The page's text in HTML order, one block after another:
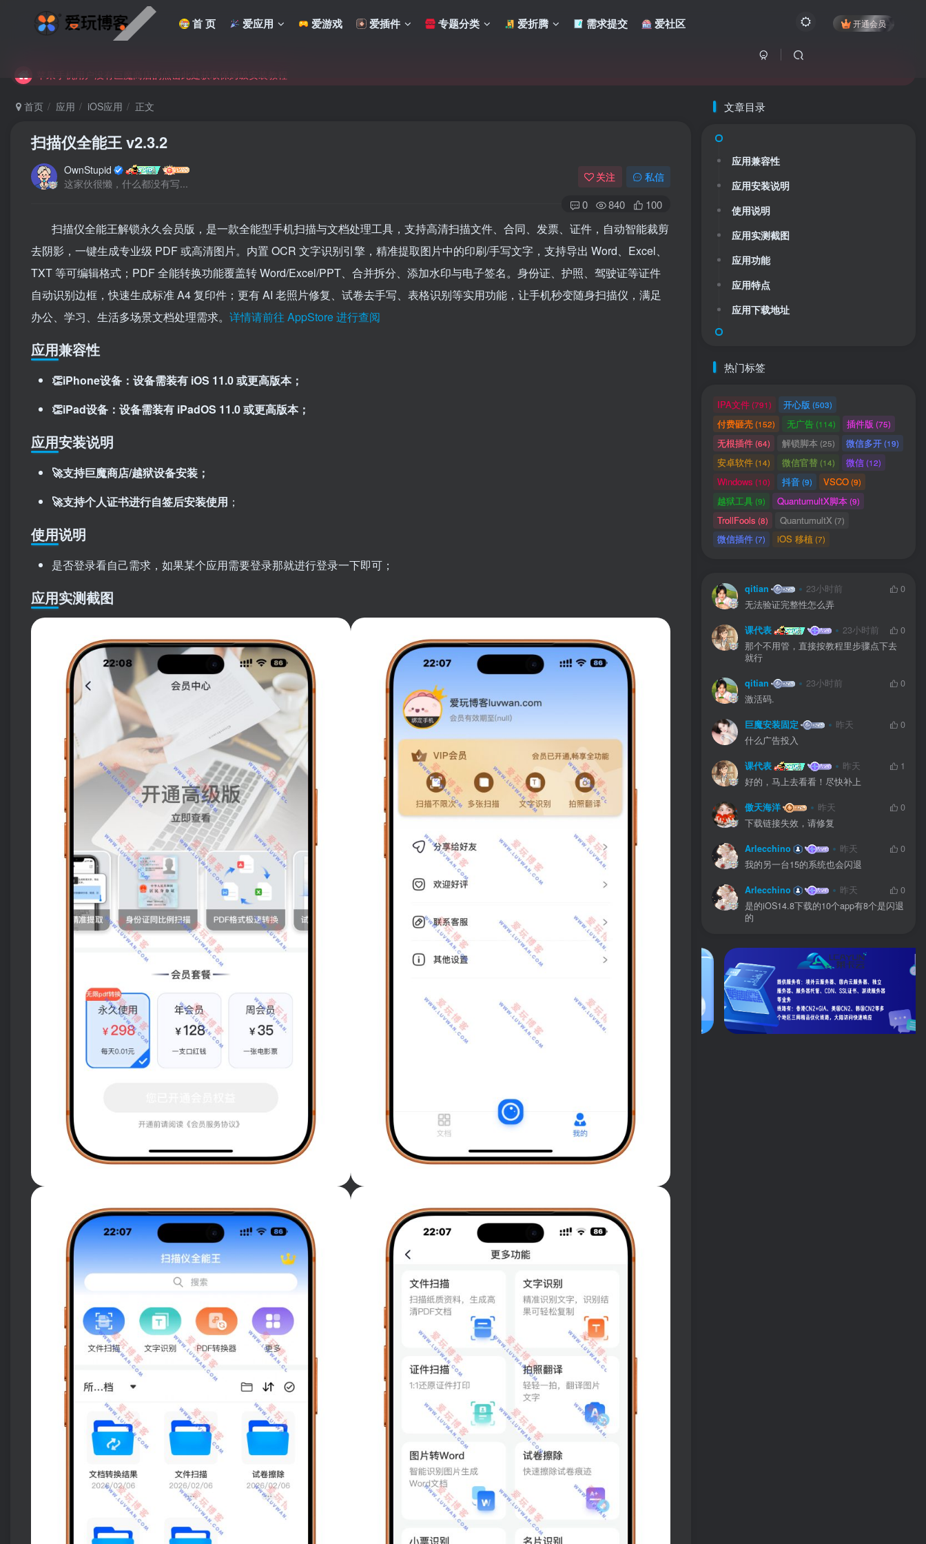
首 页 爱应用 爱游戏 爱插件 专题分类 爱折腾 需求提交 爱社区 开通会员
苹果手机用户没有巨魔商店的点击此处获取保姆级安装教程
首页 应用 iOS应用 正文
扫描仪全能王 v2.3.2
OwnStupid
这家伙很懒，什么都没有写...
关注 私信
0 840 100
扫描仪全能王解锁永久会员版，是一款全能型手机扫描与文档处理工具，支持高清扫描文件、合同、发票、证件，自动智能裁剪
去阴影，一键生成专业级 PDF 或高清图片。内置 OCR 文字识别引擎，精准提取图片中的印刷/手写文字，支持导出 Word、Excel、
TXT 等可编辑格式；PDF 全能转换功能覆盖转 Word/Excel/PPT、合并拆分、添加水印与电子签名。身份证、护照、驾驶证等证件
自动识别边框，快速生成标准 A4 复印件；更有 AI 老照片修复、试卷去手写、表格识别等实用功能，让手机秒变随身扫描仪，满足
办公、学习、生活多场景文档处理需求。 详情请前往 AppStore 进行查阅
应用兼容性
👏iPhone设备：设备需装有 iOS 11.0 或更高版本；
👏iPad设备：设备需装有 iPadOS 11.0 或更高版本；
应用安装说明
🚀支持巨魔商店/越狱设备安装；
🚀支持个人证书进行自签后安装使用 ；
使用说明
是否登录看自己需求，如果某个应用需要登录那就进行登录一下即可；
应用实测截图
文章目录
应用兼容性
应用安装说明
使用说明
应用实测截图
应用功能
应用特点
应用下载地址
热门标签
IPA文件(791) 开心版 (503)
付费砸壳(152) 无广告(114) 插件版 (75)
无根插件(64) 解锁脚本 (25) 微信多开(19)
安卓软件(14) 微信官替(14) 微信(12)
Windows (10) 抖音(9) VSCO(9)
越狱工具(9) QuantumultX脚本(9)
TrollFools (8) QuantumultX (7)
微信插件(7) iOS 移植 (7)
qitian 23小时前
0
无法验证完整性怎么弄
课代表 23小时前
0
那个不用管，直接按教程里步骤点下去
就行
qitian 23小时前
0
激活码.
巨魔安装固定 昨天
0
什么广告投入
课代表 昨天
1
好的，马上去看看！尽快补上
傲天海洋 昨天
0
下载链接失效，请修复
Arlecchino 昨天
0
我的另一台15的系统也会闪退
Arlecchino 昨天
0
是的iOS14.8下载的10个app有8个是闪退
的